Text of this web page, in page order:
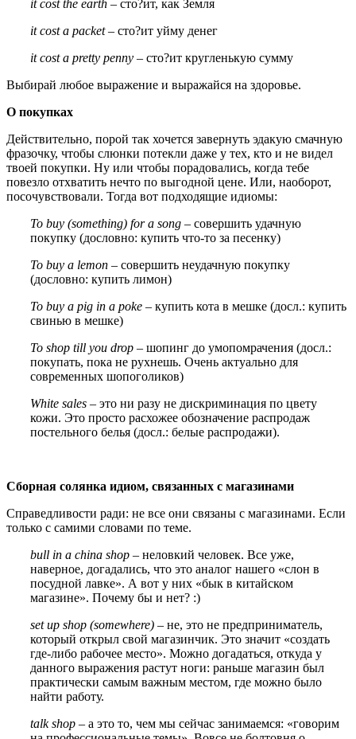
it cost the earth – сто?ит, как Земля
it cost a packet– сто?ит уйму денег
it cost a pretty penny – сто?ит кругленькую сумму
Выбирай любое выражение и выражайся на здоровье.
О покупках
Действительно, порой так хочется завернуть эдакую смачную
фразочку, чтобы слюнки потекли даже у тех, кто и не видел
твоей покупки. Ну или чтобы порадовались, когда тебе
повезло отхватить нечто по выгодной цене. Или, наоборот,
посочувствовали. Тогда вот подходящие идиомы:
To buy (something) for a song – совершить удачную
покупку (дословно: купить что-то за песенку)
To buy a lemon – совершить неудачную покупку
(дословно: купить лимон)
To buy a pig in a poke – купить кота в мешке (досл.: купить
свинью в мешке)
To shop till you drop – шопинг до умопомрачения (досл.:
покупать, пока не рухнешь. Очень актуально для
современных шопоголиков)
White sales – это ни разу не дискриминация по цвету
кожи. Это просто расхожее обозначение распродаж
постельного белья (досл.: белые распродажи).
Сборная солянка идиом, связанных с магазинами
Справедливости ради: не все они связаны с магазинами. Если
только с самими словами по теме.
bull in a china shop – неловкий человек. Все уже,
наверное, догадались, что это аналог нашего «слон в
посудной лавке». А вот у них «бык в китайском
магазине». Почему бы и нет? :)
set up shop (somewhere) – не, это не предприниматель,
который открыл свой магазинчик. Это значит «создать
где-либо рабочее место». Можно догадаться, откуда у
данного выражения растут ноги: раньше магазин был
практически самым важным местом, где можно было
найти работу.
talk shop – а это то, чем мы сейчас занимаемся: «говорим